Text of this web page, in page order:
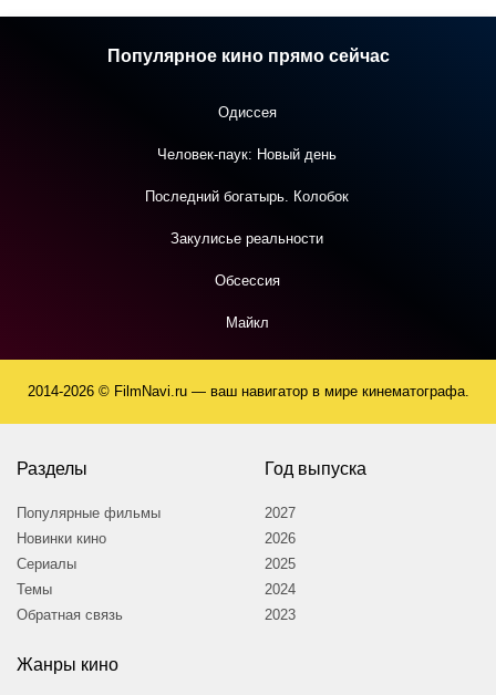
Популярное кино прямо сейчас
Одиссея
Человек-паук: Новый день
Последний богатырь. Колобок
Закулисье реальности
Обсессия
Майкл
2014-2026 © FilmNavi.ru — ваш навигатор в мире кинематографа.
Разделы
Популярные фильмы
Новинки кино
Сериалы
Темы
Обратная связь
Год выпуска
2027
2026
2025
2024
2023
Жанры кино